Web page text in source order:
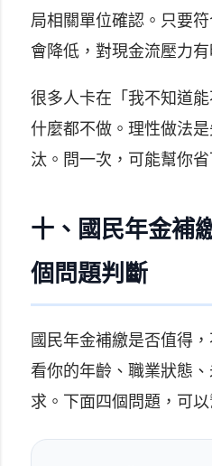
局相關單位確認。只要
會降低，對現金流壓力有
很多人卡在「我不知道
什麼都不做。理性做法
汰。問一次，可能幫你
十、國民年金補
個問題判斷
國民年金補繳是否值得
看你的年齡、職業狀態
求。下面四個問題，可以